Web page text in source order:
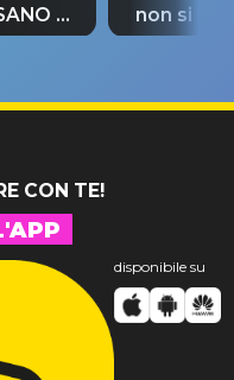
si
non si
fino alla
CON TE!
disponibile su